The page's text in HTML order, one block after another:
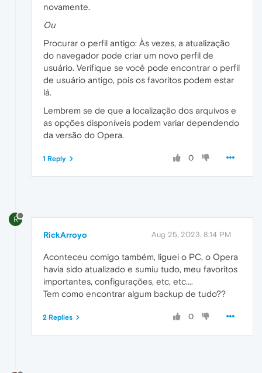
novamente.
Ou
Procurar o perfil antigo: Às vezes, a atualização
do navegador pode criar um novo perfil de
usuário. Verifique se você pode encontrar o perfil
de usuário antigo, pois os favoritos podem estar
lá.
Lembrem se de que a localização dos arquivos e
as opções disponíveis podem variar dependendo
da versão do Opera.
0
1 Reply
R
RickArroyo Aug 25, 2023, 8:14 PM
Aconteceu comigo também, liguei o PC, o Opera
havia sido atualizado e sumiu tudo, meu favoritos
importantes, configurações, etc, etc....
Tem como encontrar algum backup de tudo??
0
2 Replies